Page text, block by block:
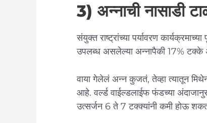
3) अन्नाची नासाडी
संयुक्त राष्ट्रांच्या पर्यावरण
उपलब्ध असलेल्या अन्नापैकी 17% टक्के
वाया गेलेलं अन्न कुजतं, तेव्हा त्यातून मिथेन
आहे. वर्ल्ड वाईल्डलाईफ फंडच्या
उत्सर्जन 6 ते 7 टक्क्यांनी कमी होऊ